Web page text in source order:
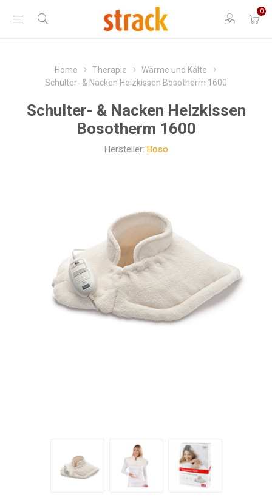
0
Home Therapie
Wärme und Kälte
Schulter- & Nacken Heizkissen Bosotherm 1600
Schulter- & Nacken Heizkissen
Bosotherm 1600
Hersteller: Boso